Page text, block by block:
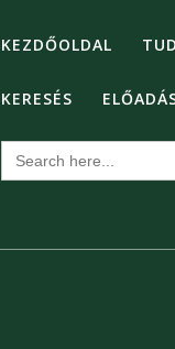
KEZDŐOLDAL
KERESÉS
Search
for: